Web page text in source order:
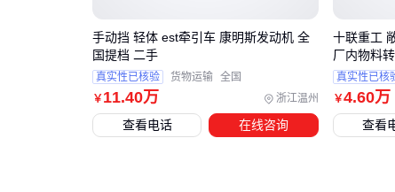
￥ 11.40万 浙江温州
手动挡 轻体 est牵引车 康明斯发动机 全
国提档 二手
真实性已核验 货物运输 全国
查看电话 在线咨询
￥4.60万
十联重工
厂内物料
真实性已核
查看